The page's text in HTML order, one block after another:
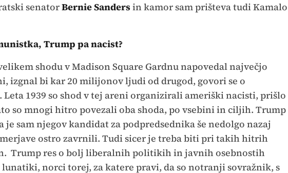
senatorBernie Sandersin kamor sam prišteva tudi Kamalo
Trump pa nacist?
shodu v Madison Square Gardnu napovedal največjo
izgnal bi kar 20 milijonov ljudi od drugod, govori se o
1939 so shod v tej areni organizirali ameriški nacisti, prišlo
so mnogi hitro povezali oba shoda, po vsebini in ciljih. Trump
je sam njegov kandidat za podpredsednika še nedolgo nazaj
ostro zavrnili. Tudi sicer je treba biti pri takih hitrih
Trump res o bolj liberalnih politikih in javnih osebnostih
norci torej, za katere pravi, da so notranji sovražnik, s